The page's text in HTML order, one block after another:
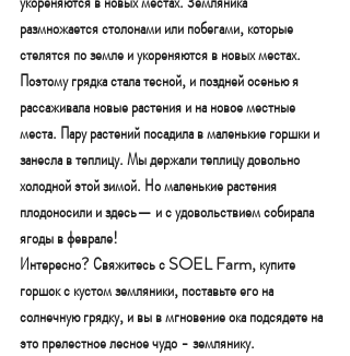
размножается столонами или побегами, которые
стелятся по земле и укореняются в новых местах.
Поэтому грядка стала тесной, и поздней осенью я
рассаживала новые растения и на новое местные
места. Пару растений посадила в маленькие горшки и
занесла в теплицу. Мы держали теплицу довольно
холодной этой зимой. Но маленькие растения
плодоносили и здесь— и с удовольствием собирала
ягоды в феврале!
Интересно? Свяжитесь с SOEL Farm, купите
горшок с кустом земляники, поставьте его на
солнечную грядку, и вы в мгновение ока подсядете на
это прелестное лесное чудо - землянику.